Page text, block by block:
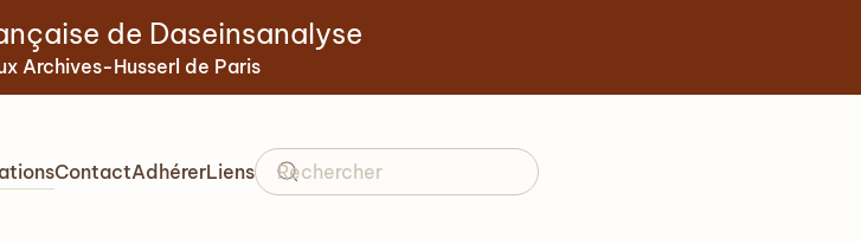
de Daseinsanalyse
Archives-Husserl de Paris
ContactAdhérerLiens